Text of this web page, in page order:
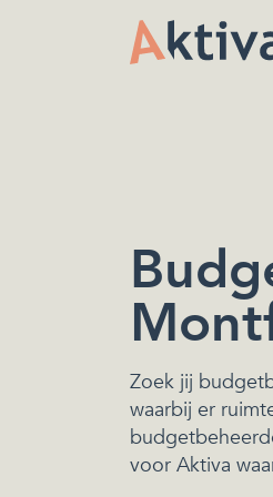
Zoek jij
waarbij er
voor Aktiva